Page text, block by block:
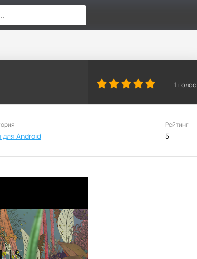
1 голос
для Android
Рейтинг
5